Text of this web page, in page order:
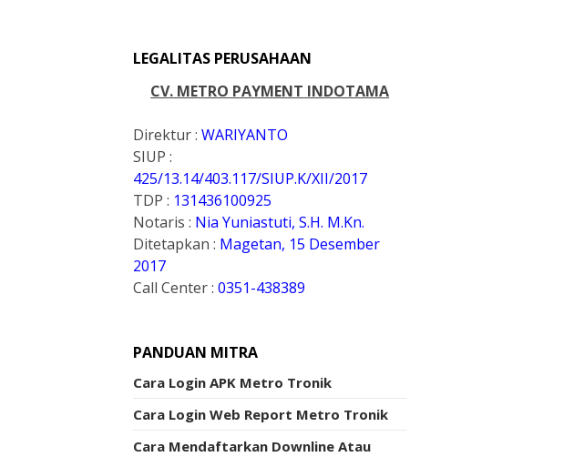
LEGALITAS PERUSAHAAN
CV. METRO PAYMENT INDOTAMA
Direktur :WARIYANTO
SIUP :
425/13.14/403.117/SIUP.K/XII/2017
TDP : 131436100925
Notaris : Nia Yuniastuti, S.H. M.Kn.
Ditetapkan : Magetan, 15 Desember
2017
Call Center :0351-438389
PANDUAN MITRA
Cara Login APK Metro Tronik
Cara Login Web Report Metro Tronik
Cara Mendaftarkan Downline Atau